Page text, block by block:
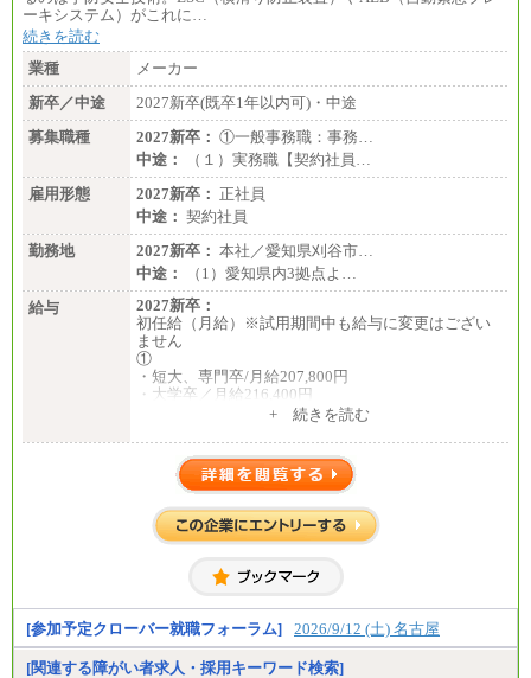
ーキシステム）がこれに…
続きを読む
業種
メーカー
新卒／中途
2027新卒(既卒1年以内可)・中途
募集職種
2027新卒： ①一般事務職：事務…
中途：
（１）実務職【契約社員…
雇用形態
2027新卒： 正社員
中途： 契約社員
勤務地
2027新卒： 本社／愛知県刈谷市…
中途：
（1）愛知県内3拠点よ…
給与
2027新卒：
初任給（月給）※試用期間中も給与に変更はござい
ません
①
・短大、専門卒/月給207,800円
・大学卒／月給216,400円
※大学院修了は大学卒の金額を最低額とし、経験・
す。
・大学卒／月給282,000円
※技術系応募における、博士課程修了は大学卒(また
うえ当社規程に基づき決定いたします。
中途：
（1）月給 246,660円
（2）時間給 1,500円/月給モデル\337,000～
+ 続きを読む
[参加予定クローバー就職フォーラム] 2026/9/12 (土) 名古屋
[関連する障がい者求人・採用キーワード検索]